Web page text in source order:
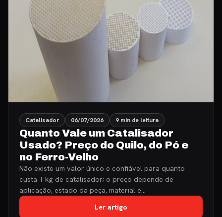
Catalisador 06/07/2026 9 min de leitura
Quanto Vale um Catalisador
Usado? Preço do Quilo, do Pó e
no Ferro-Velho
Não existe um valor único e confiável para quanto
custa 1 kg de catalisador; o preço depende de
aplicação, estado da peça, material e…
Ler artigo